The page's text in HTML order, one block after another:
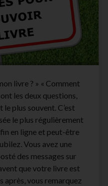
livre ? » « Comment
les deux questions,
plus souvent. C’est
le plus régulièrement
en ligne et peut-être
Vous avez une
des messages sur
que votre livre est
après, vous remarquez